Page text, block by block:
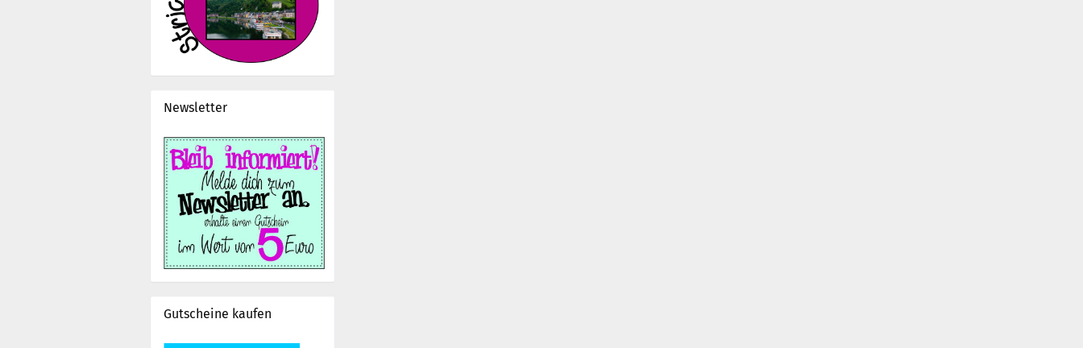
Newsletter
Gutscheine kaufen